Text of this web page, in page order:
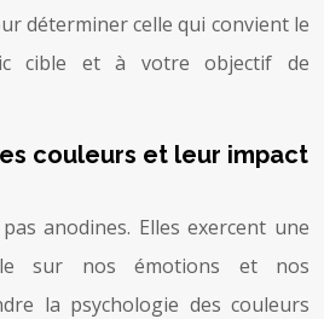
déterminer celle qui convient le
cible et à votre objectif de
couleurs et leur impact
anodines. Elles exercent une
sur nos émotions et nos
la psychologie des couleurs